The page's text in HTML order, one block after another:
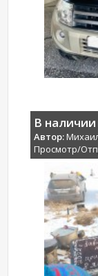
В
Автор:
Просмотр/